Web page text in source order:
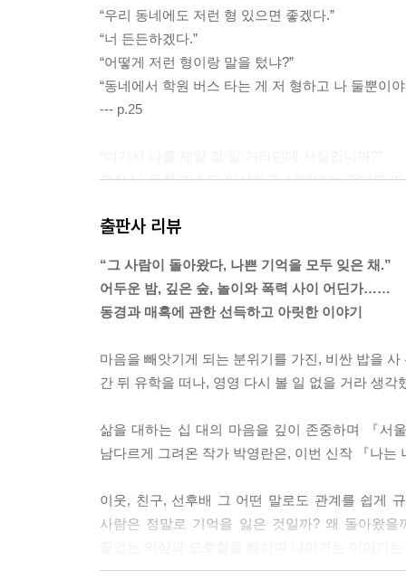
“우리 동네에도 저런 형 있으면 좋겠다.”
“너 든든하겠다.”
“어떻게 저런 형이랑 말을 텄냐?”
“동네에서 학원 버스 타는 게 저 형하고 나 둘뿐이야
--- p.25
고장 난 듯한 미소도 이상하고, 난데없는 존대도
--- p.52
그 사건이 밝혀진 뒤 그 사람은 태어나고 자란 곳
돌아오지 못할 것이다. 바로 그것이 그 사람에게
--- p.62~63
“오늘 한가하다 해서 왔어. 나하고 어디 좀 같이 가
“어딘데요?”
--- p.70
“니들하고 사이좋게 지낸 이야기.”
“그건 왜요?”
출판사 리뷰
“그 사람이 돌아왔다, 나쁜 기억을 모두 잊은 채.”
어두운 밤, 깊은 숲, 놀이와 폭력 사이 어딘가……
동경과 매혹에 관한 선득하고 아릿한 이야기
마음을 빼앗기게 되는 분위기를 가진, 비싼 밥을 사
간 뒤 유학을 떠나, 영영 다시 볼 일 없을 거라 생
삶을 대하는 십 대의 마음을 깊이 존중하며 『서
남다르게 그려온 작가 박영란은, 이번 신작 『나
이웃, 친구, 선후배 그 어떤 말로도 관계를 쉽게
사람은 정말로 기억을 잃은 것일까? 왜 돌아왔